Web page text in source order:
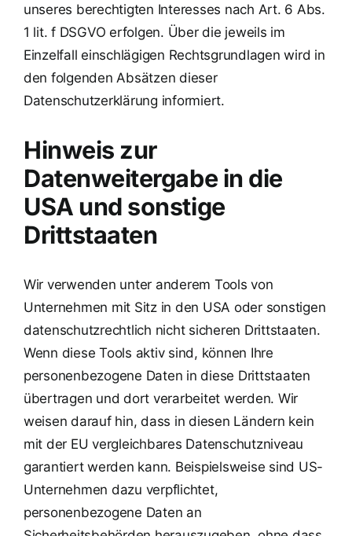
unseres berechtigten Interesses nach Art. 6 Abs.
1 lit. f DSGVO erfolgen. Über die jeweils im
Einzelfall einschlägigen Rechtsgrundlagen wird in
den folgenden Absätzen dieser
Datenschutzerklärung informiert.
Hinweis zur
Datenweitergabe in die
USA und sonstige
Drittstaaten
Wir verwenden unter anderem Tools von
Unternehmen mit Sitz in den USA oder sonstigen
datenschutzrechtlich nicht sicheren Drittstaaten.
Wenn diese Tools aktiv sind, können Ihre
personenbezogene Daten in diese Drittstaaten
übertragen und dort verarbeitet werden. Wir
weisen darauf hin, dass in diesen Ländern kein
mit der EU vergleichbares Datenschutzniveau
garantiert werden kann. Beispielsweise sind US-
Unternehmen dazu verpflichtet,
personenbezogene Daten an